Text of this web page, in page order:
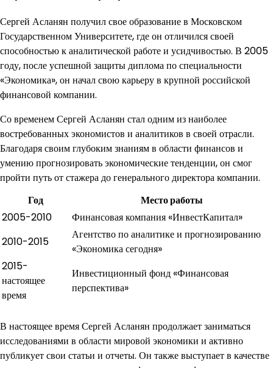
Сергей Асланян получил свое образование в Московском
Государственном Университете, где он отличился своей
способностью к аналитической работе и усидчивостью. В 2005
году, после успешной защиты диплома по специальности
«Экономика», он начал свою карьеру в крупной российской
финансовой компании.
Со временем Сергей Асланян стал одним из наиболее
востребованных экономистов и аналитиков в своей отрасли.
Благодаря своим глубоким знаниям в области финансов и
умению прогнозировать экономические тенденции, он смог
пройти путь от стажера до генерального директора компании.
Год
Место работы
2005-2010
Финансовая компания «ИнвестКапитал»
2010-2015
Агентство по аналитике и прогнозированию
«Экономика сегодня»
2015-
настоящее
время
Инвестиционный фонд «Финансовая
перспектива»
В настоящее время Сергей Асланян продолжает заниматься
исследованиями в области мировой экономики и активно
публикует свои статьи и отчеты. Он также выступает в качестве